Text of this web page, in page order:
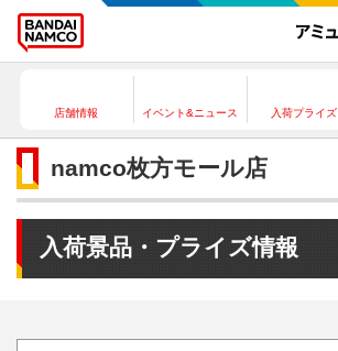
店舗情報 イベント&ニュース 入荷プライズ
namco枚方モール店
入荷景品・プライズ情報